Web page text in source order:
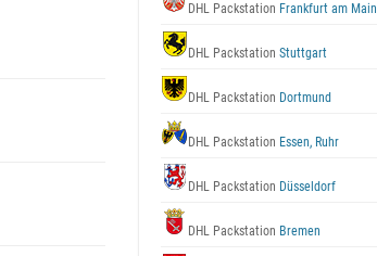
DHL Packstation Frankfurt am Main
DHL Packstation Stuttgart
DHL Packstation Dortmund
DHL Packstation Essen, Ruhr
DHL Packstation Düsseldorf
DHL Packstation Bremen